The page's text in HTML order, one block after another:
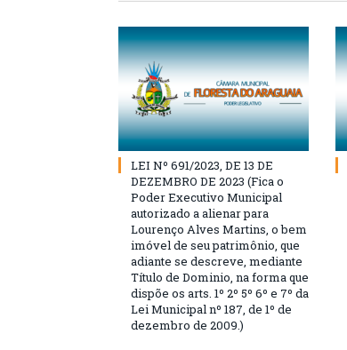
LEI Nº 691/2023, DE 13 DE
DEZEMBRO DE 2023 (Fica o
Poder Executivo Municipal
autorizado a alienar para
Lourenço Alves Martins, o bem
imóvel de seu patrimônio, que
adiante se descreve, mediante
Título de Dominio, na forma que
dispõe os arts. 1º 2º 5º 6º e 7º da
Lei Municipal nº 187, de 1º de
dezembro de 2009.)